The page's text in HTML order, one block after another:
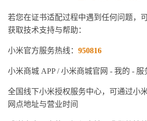
若您在证书适配过程中遇到任何问题，
获取技术支持与帮助：
小米官方服务热线： 950816
小米商城 APP / 小米商城官网 - 我的 -
全国线下小米授权服务中心，可通过小
网点地址与营业时间